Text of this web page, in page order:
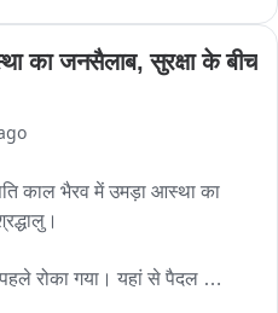
है।
का जनसैलाब, सुरक्षा के बीच
काल भैरव में उमड़ा आस्था का
रोका गया। यहां से पैदल